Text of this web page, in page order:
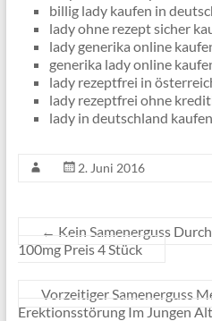
billig lady kaufen in
lady ohne rezept sicher
lady generika online
generika lady online
lady rezeptfrei in
lady rezeptfrei ohne
lady in deutschland
2. Juni 2016
← Kein Samenerguss
100mg Preis 4 Stück
Vorzeitiger Samenerguss
Erektionsstörung Im Jungen